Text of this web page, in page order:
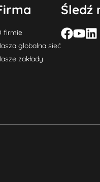
firmie
globalna sieć
zakłady
Śledź